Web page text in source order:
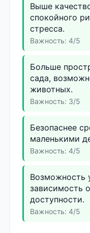
Выше
спокойного
стресса.
Важность: 4/5
Больше
сада,
животных.
Важность: 3/5
Безопаснее
маленькими
Важность: 4/5
Возможность
зависимость
доступности.
Важность: 4/5